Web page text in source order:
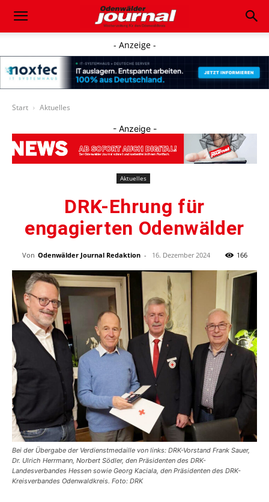
- Anzeige -
Start Aktuelles
- Anzeige -
Aktuelles
DRK-Ehrung für
engagierten Odenwälder
Von Odenwälder Journal Redaktion - 16. Dezember 2024 166
Bei der Übergabe der Verdienstmedaille von links: DRK-Vorstand Frank Sauer,
Dr. Ulrich Herrmann, Norbert Södler, den Präsidenten des DRK-
Landesverbandes Hessen sowie Georg Kaciala, den Präsidenten des DRK-
Kreisverbandes Odenwaldkreis. Foto: DRK